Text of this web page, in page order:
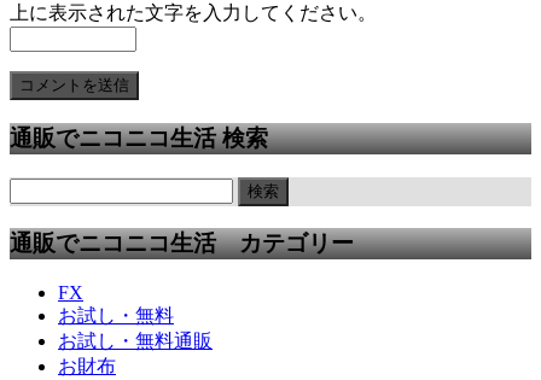
上に表示された文字を入力してください。
通販でニコニコ生活 検索
通販でニコニコ生活 カテゴリー
FX
お試し・無料
お試し・無料通販
お財布